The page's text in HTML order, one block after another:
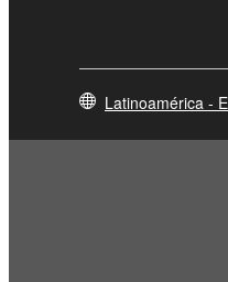
Latinoamérica -